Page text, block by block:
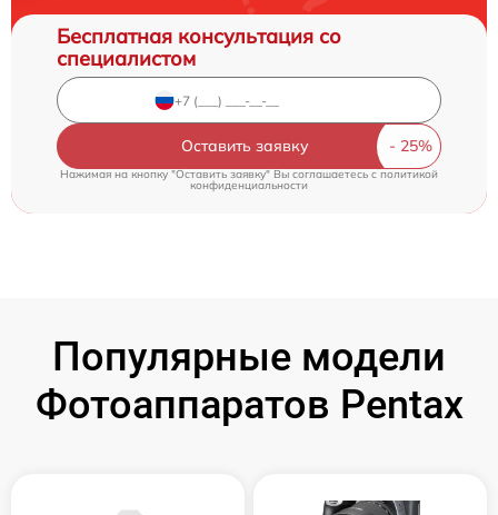
Бесплатная консультация со
специалистом
Оставить заявку
Нажимая на кнопку "Оставить заявку" Вы соглашаетесь cполитикой
конфиденциальности
Популярные модели
Фотоаппаратов Pentax